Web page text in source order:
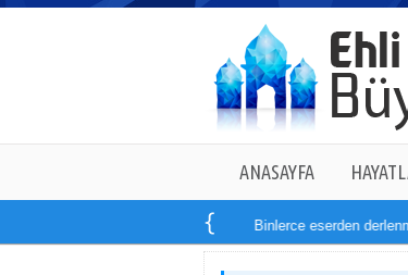
ANASAYFA
Binlerce eserden derlenmiş tam